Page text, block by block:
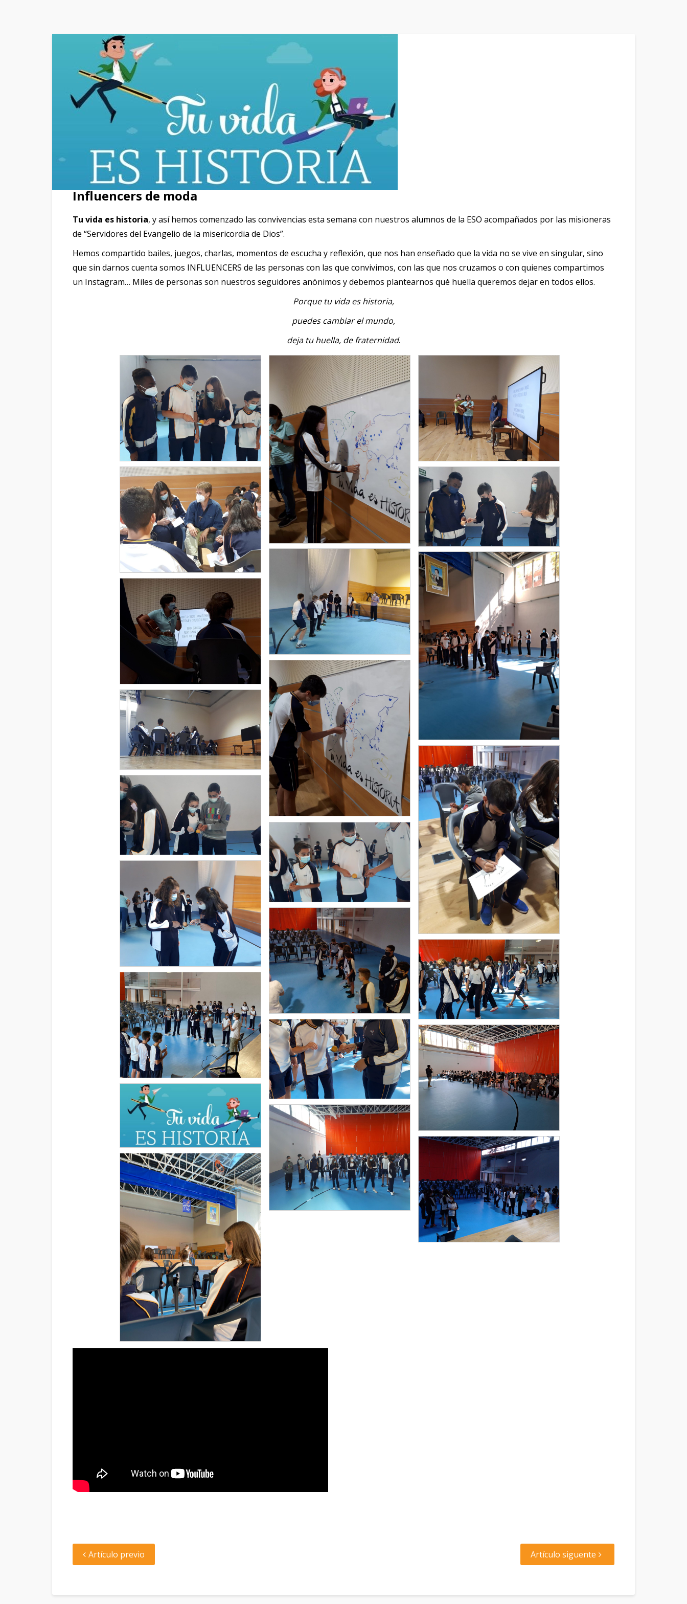
Influencers de moda
Tu vida es historia, y así hemos comenzado las convivencias esta semana con nuestros alumnos de la ESO acompañados por las misioneras
de “Servidores del Evangelio de la misericordia de Dios”.
Hemos compartido bailes, juegos, charlas, momentos de escucha y reflexión, que nos han enseñado que la vida no se vive en singular, sino
que sin darnos cuenta somos INFLUENCERS de las personas con las que convivimos, con las que nos cruzamos o con quienes compartimos
un Instagram… Miles de personas son nuestros seguidores anónimos y debemos plantearnos qué huella queremos dejar en todos ellos.
Porque tu vida es historia,
puedes cambiar el mundo,
deja tu huella, de fraternidad.
Artículo previo Artículo siguente